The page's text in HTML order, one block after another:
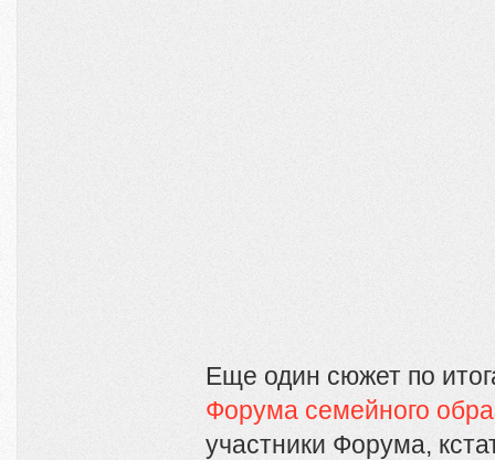
Еще один сюжет по
Форума семейного
участники Форума,